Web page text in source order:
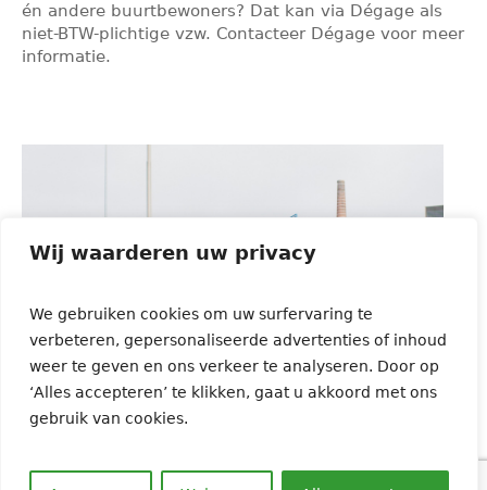
Wij waarderen uw privacy
We gebruiken cookies om uw surfervaring te
verbeteren, gepersonaliseerde advertenties of inhoud
weer te geven en ons verkeer te analyseren. Door op
‘Alles accepteren’ te klikken, gaat u akkoord met ons
gebruik van cookies.
én andere buurtbewoners? Dat kan via Dégage als
niet-BTW-plichtige vzw. Contacteer Dégage voor meer
informatie.